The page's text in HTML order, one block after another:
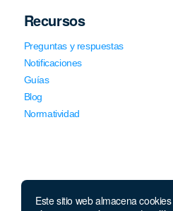
Este sitio web almacena
Recursos
Preguntas y respuestas
Notificaciones
Guías
Blog
Normatividad